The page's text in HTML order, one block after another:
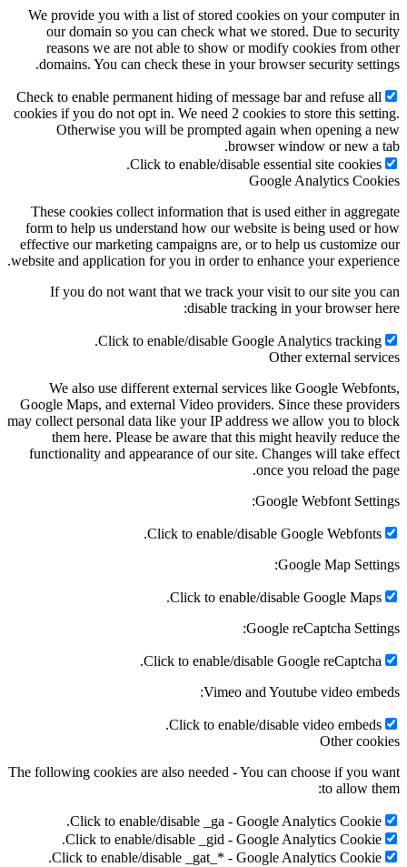
We provide you with a list of stored cookies on your computer in
our domain so you can check what we stored. Due to security
reasons we are not able to show or modify cookies from other
domains. You can check these in your browser security settings.
Check to enable permanent hiding of message bar and refuse all
cookies if you do not opt in. We need 2 cookies to store this setting.
Otherwise you will be prompted again when opening a new
browser window or new a tab.
Click to enable/disable essential site cookies.
Google Analytics Cookies
These cookies collect information that is used either in aggregate
form to help us understand how our website is being used or how
effective our marketing campaigns are, or to help us customize our
website and application for you in order to enhance your experience.
If you do not want that we track your visit to our site you can
disable tracking in your browser here:
Click to enable/disable Google Analytics tracking.
Other external services
We also use different external services like Google Webfonts,
Google Maps, and external Video providers. Since these providers
may collect personal data like your IP address we allow you to block
them here. Please be aware that this might heavily reduce the
functionality and appearance of our site. Changes will take effect
once you reload the page.
Google Webfont Settings:
Click to enable/disable Google Webfonts.
Google Map Settings:
Click to enable/disable Google Maps.
Google reCaptcha Settings:
Click to enable/disable Google reCaptcha.
Vimeo and Youtube video embeds:
Click to enable/disable video embeds.
Other cookies
The following cookies are also needed - You can choose if you want
to allow them:
Click to enable/disable _ga - Google Analytics Cookie.
Click to enable/disable _gid - Google Analytics Cookie.
Click to enable/disable _gat_* - Google Analytics Cookie.